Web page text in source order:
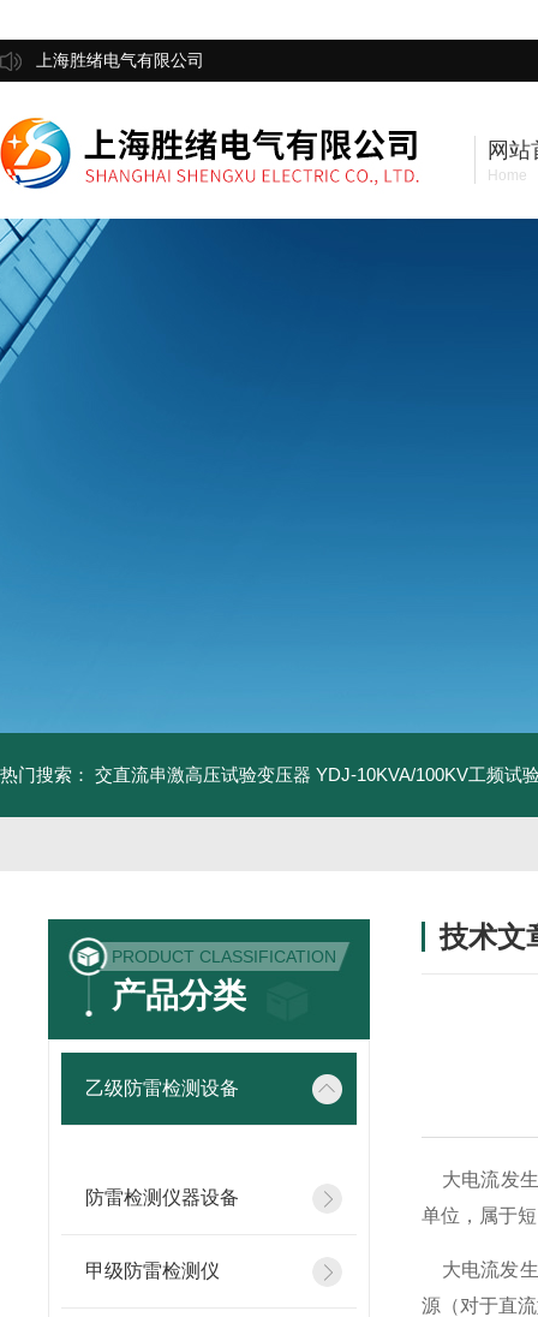
上海胜绪电气有限公司
网站
Home
热门搜索： 交直流串激高压试验变压器 YDJ-10KVA/100KV工频试
PRODUCT CLASSIFICATION
产品分类
乙级防雷检测设备
防雷检测仪器设备
甲级防雷检测仪
技术文
大电流发生
单位，属于
大电流发生
源（对于直